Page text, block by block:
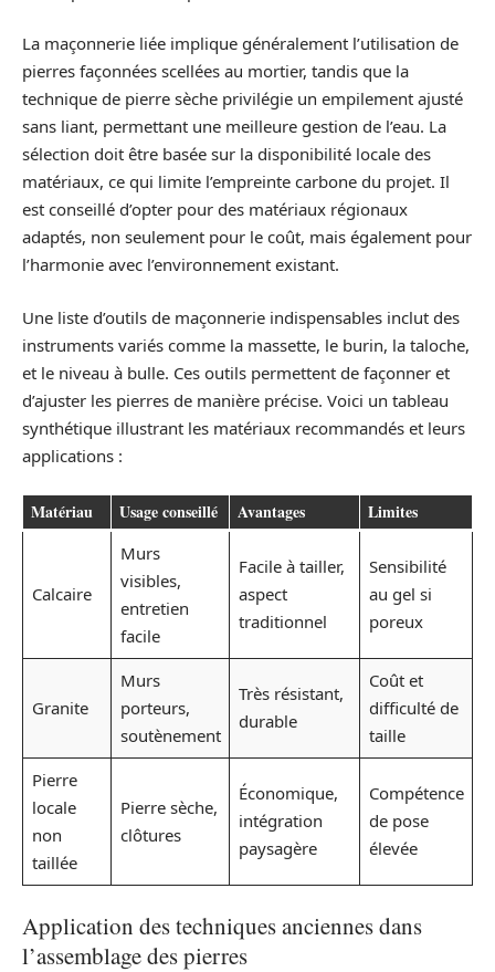
La maçonnerie liée implique généralement l’utilisation de
pierres façonnées scellées au mortier, tandis que la
technique de pierre sèche privilégie un empilement ajusté
sans liant, permettant une meilleure gestion de l’eau. La
sélection doit être basée sur la disponibilité locale des
matériaux, ce qui limite l’empreinte carbone du projet. Il
est conseillé d’opter pour des matériaux régionaux
adaptés, non seulement pour le coût, mais également pour
l’harmonie avec l’environnement existant.
Une liste d’outils de maçonnerie indispensables inclut des
instruments variés comme la massette, le burin, la taloche,
et le niveau à bulle. Ces outils permettent de façonner et
d’ajuster les pierres de manière précise. Voici un tableau
synthétique illustrant les matériaux recommandés et leurs
applications :
Matériau Usage conseillé Avantages Limites
Calcaire
Murs
visibles,
entretien
facile
Facile à tailler,
aspect
traditionnel
Sensibilité
au gel si
poreux
Granite
Murs
porteurs,
soutènement
Très résistant,
durable
Coût et
difficulté de
taille
Pierre
locale
non
taillée
Pierre sèche,
clôtures
Économique,
intégration
paysagère
Compétence
de pose
élevée
Application des techniques anciennes dans
l’assemblage des pierres